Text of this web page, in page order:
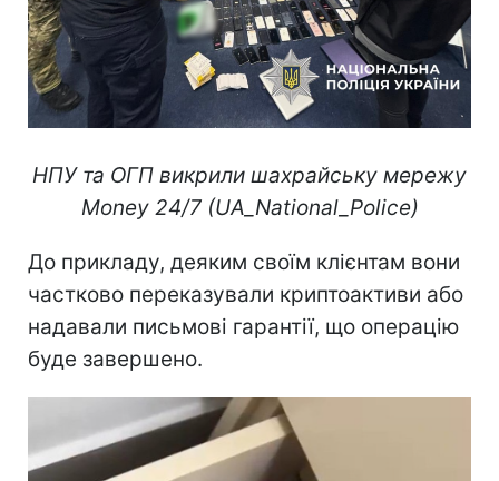
НПУ та ОГП викрили шахрайську мережу
Money 24/7 (UA_National_Police)
До прикладу, деяким своїм клієнтам вони
частково переказували криптоактиви або
надавали письмові гарантії, що операцію
буде завершено.